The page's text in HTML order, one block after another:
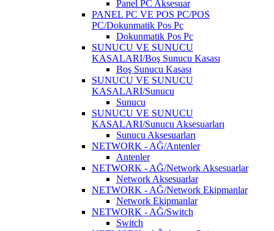
Panel PC Aksesuar
PANEL PC VE POS PC/POS
PC/Dokunmatik Pos Pc
Dokunmatik Pos Pc
SUNUCU VE SUNUCU
KASALARI/Boş Sunucu Kasası
Boş Sunucu Kasası
SUNUCU VE SUNUCU
KASALARI/Sunucu
Sunucu
SUNUCU VE SUNUCU
KASALARI/Sunucu Aksesuarları
Sunucu Aksesuarları
NETWORK - AĞ/Antenler
Antenler
NETWORK - AĞ/Network Aksesuarlar
Network Aksesuarlar
NETWORK - AĞ/Network Ekipmanlar
Network Ekipmanlar
NETWORK - AĞ/Switch
Switch